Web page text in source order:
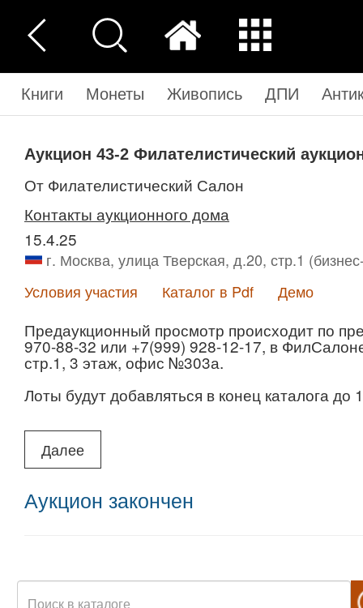
Книги Монеты Живопись ДПИ
Аукцион 43-2 Филателистический
от Филателистический Салон
Контакты аукционного дома
15.4.25
г. Москва, улица Тверская, д.20, стр.1
Условия участия
Каталог в Pdf Демо
Предаукционный просмотр происходит по
970-88-32 или +7(999) 928-12-17, в
стр.1, 3 этаж, офис №303а.
Лоты будут добавляться в конец каталога до
Ведется приём лотов на
Далее
Аукцион закончен